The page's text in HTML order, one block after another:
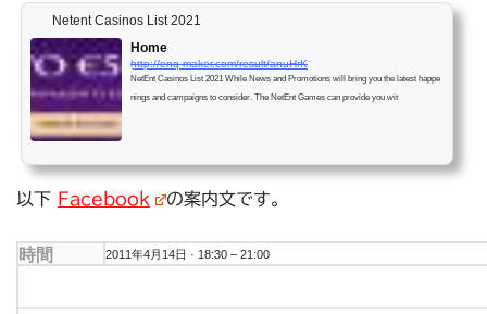
Netent Casinos List 2021
Home
http://enq-maker.com/result/anuHrK
NetEnt Casinos List 2021 While News and Promotions will bring you the latest happe
nings and campaigns to consider. The NetEnt Games can provide you wit
以下 Facebook の案内文です。
時間 2011年4月14日 · 18:30 – 21:00